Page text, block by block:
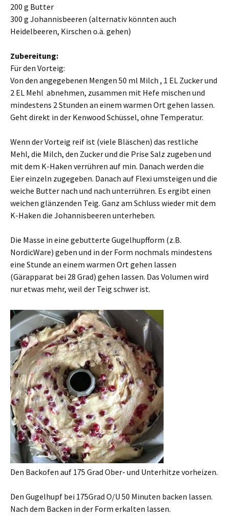
200 g Butter
300 g Johannisbeeren (alternativ könnten auch
Heidelbeeren, Kirschen o.ä. gehen)
Zubereitung:
Für den Vorteig:
Von den angegebenen Mengen 50 ml Milch , 1 EL Zucker und
2 EL Mehl abnehmen, zusammen mit Hefe mischen und
mindestens 2 Stunden an einem warmen Ort gehen lassen.
Geht direkt in der Kenwood Schüssel, ohne Temperatur.
Wenn der Vorteig reif ist (viele Bläschen) das restliche
Mehl, die Milch, den Zucker und die Prise Salz zugeben und
mit dem K-Haken verrühren auf min. Danach werden die
Eier einzeln zugegeben. Danach auf Flexi umsteigen und die
weiche Butter nach und nach unterrühren. Es ergibt einen
weichen glänzenden Teig. Ganz am Schluss wieder mit dem
K-Haken die Johannisbeeren unterheben.
Die Masse in eine gebutterte Gugelhupfform (z.B.
NordicWare) geben und in der Form nochmals mindestens
eine Stunde an einem warmen Ort gehen lassen
(Gärapparat bei 28 Grad) gehen lassen. Das Volumen wird
nur etwas mehr, weil der Teig schwer ist.
Den Backofen auf 175 Grad Ober- und Unterhitze vorheizen.
Den Gugelhupf bei 175Grad O/U 50 Minuten backen lassen.
Nach dem Backen in der Form erkalten lassen.